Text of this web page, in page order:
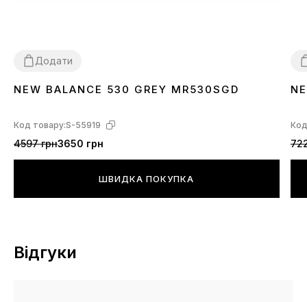
Додати
3637 3839404142 434445
NEW BALANCE 530 GREY MR530SGD
Код товару:S-55919
4597 грн3650 грн
ШВИДКА ПОКУПКА
Відгуки